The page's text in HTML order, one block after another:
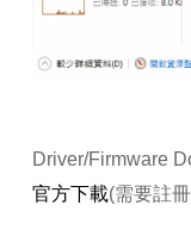
Driver/Firmware
官方下載(需要註